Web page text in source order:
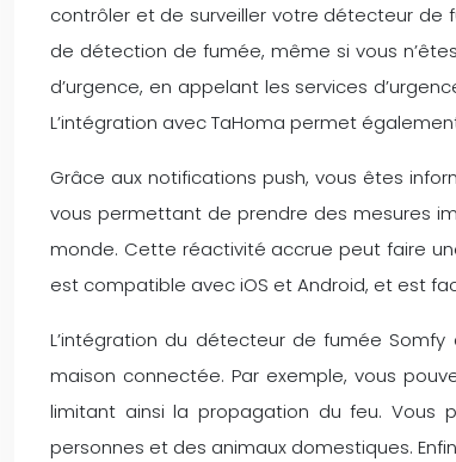
contrôler et de surveiller votre détecteur de
de détection de fumée, même si vous
d’urgence, en appelant les services
L’intégration avec TaHoma permet
Grâce aux notifications push, vous êtes
vous permettant de prendre des mesures
monde. Cette réactivité accrue peut faire
est compatible avec iOS et Android, et est
L’intégration du détecteur de fumée
maison connectée. Par exemple, vous
limitant ainsi la propagation du feu. Vous
personnes et des animaux domestiques.